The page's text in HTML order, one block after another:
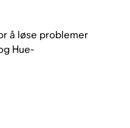
å løse problemer
Hue-